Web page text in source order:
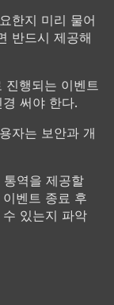
한지 미리 물어
반드시 제공해
진행되는 이벤트
써야 한다.
자는 보안과 개
역을 제공할
벤트 종료 후
있는지 파악